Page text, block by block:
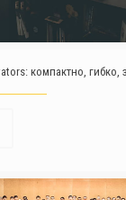
компактно, гибко,